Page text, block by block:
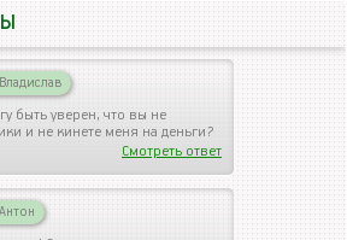
Владислав
быть уверен, что вы не
и не кинете меня на деньги?
Смотреть ответ
Антон